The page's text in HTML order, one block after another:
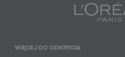
WIĘCEJ DO ODKRYCIA